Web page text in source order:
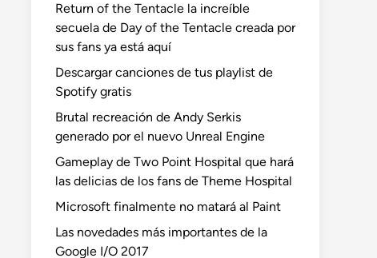
Return of the Tentacle la increíble
secuela de Day of the Tentacle creada por
sus fans ya está aquí
Descargar canciones de tus playlist de
Spotify gratis
Brutal recreación de Andy Serkis
generado por el nuevo Unreal Engine
Gameplay de Two Point Hospital que hará
las delicias de los fans de Theme Hospital
Microsoft finalmente no matará al Paint
Las novedades más importantes de la
Google I/O 2017